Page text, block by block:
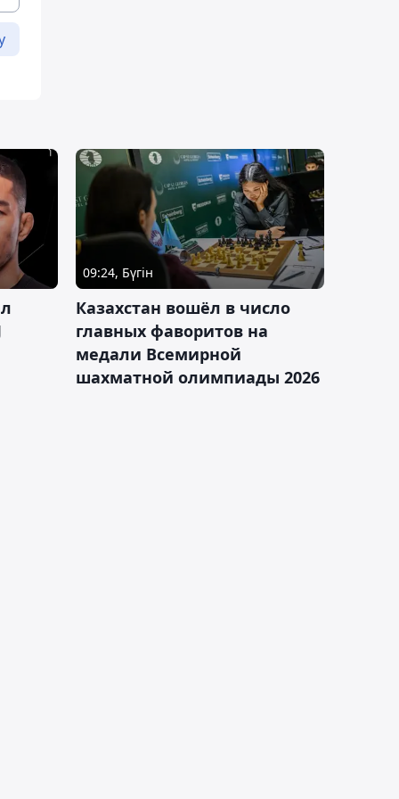
09:24, Бүгін
Казахстан вошёл в число
главных фаворитов на
медали Всемирной
шахматной олимпиады 2026